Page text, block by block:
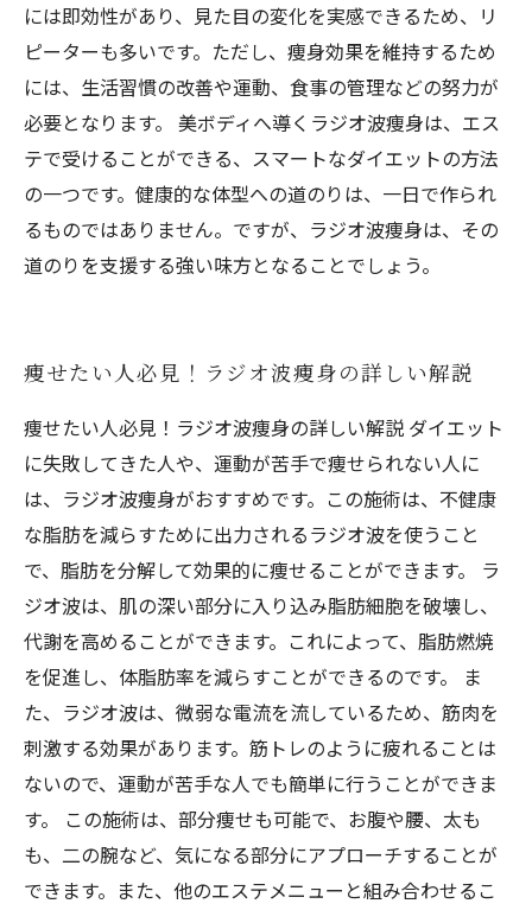
には即効性があり、見た目の変化を実感できるため、リ
ピーターも多いです。ただし、痩身効果を維持するため
には、生活習慣の改善や運動、食事の管理などの努力が
必要となります。 美ボディへ導くラジオ波痩身は、エス
テで受けることができる、スマートなダイエットの方法
の一つです。健康的な体型への道のりは、一日で作られ
るものではありません。ですが、ラジオ波痩身は、その
道のりを支援する強い味方となることでしょう。
痩せたい人必見！ラジオ波痩身の詳しい解説
痩せたい人必見！ラジオ波痩身の詳しい解説 ダイエット
に失敗してきた人や、運動が苦手で痩せられない人に
は、ラジオ波痩身がおすすめです。この施術は、不健康
な脂肪を減らすために出力されるラジオ波を使うこと
で、脂肪を分解して効果的に痩せることができます。 ラ
ジオ波は、肌の深い部分に入り込み脂肪細胞を破壊し、
代謝を高めることができます。これによって、脂肪燃焼
を促進し、体脂肪率を減らすことができるのです。 ま
た、ラジオ波は、微弱な電流を流しているため、筋肉を
刺激する効果があります。筋トレのように疲れることは
ないので、運動が苦手な人でも簡単に行うことができま
す。 この施術は、部分痩せも可能で、お腹や腰、太も
も、二の腕など、気になる部分にアプローチすることが
できます。また、他のエステメニューと組み合わせるこ